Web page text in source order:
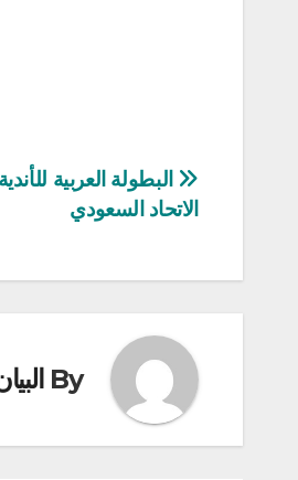
تصفّح
المقالات
البطولة العربية
الاتحاد السعودي
By